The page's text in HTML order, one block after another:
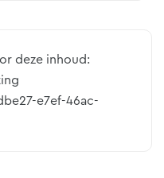
deze inhoud:
e7ef-46ac-